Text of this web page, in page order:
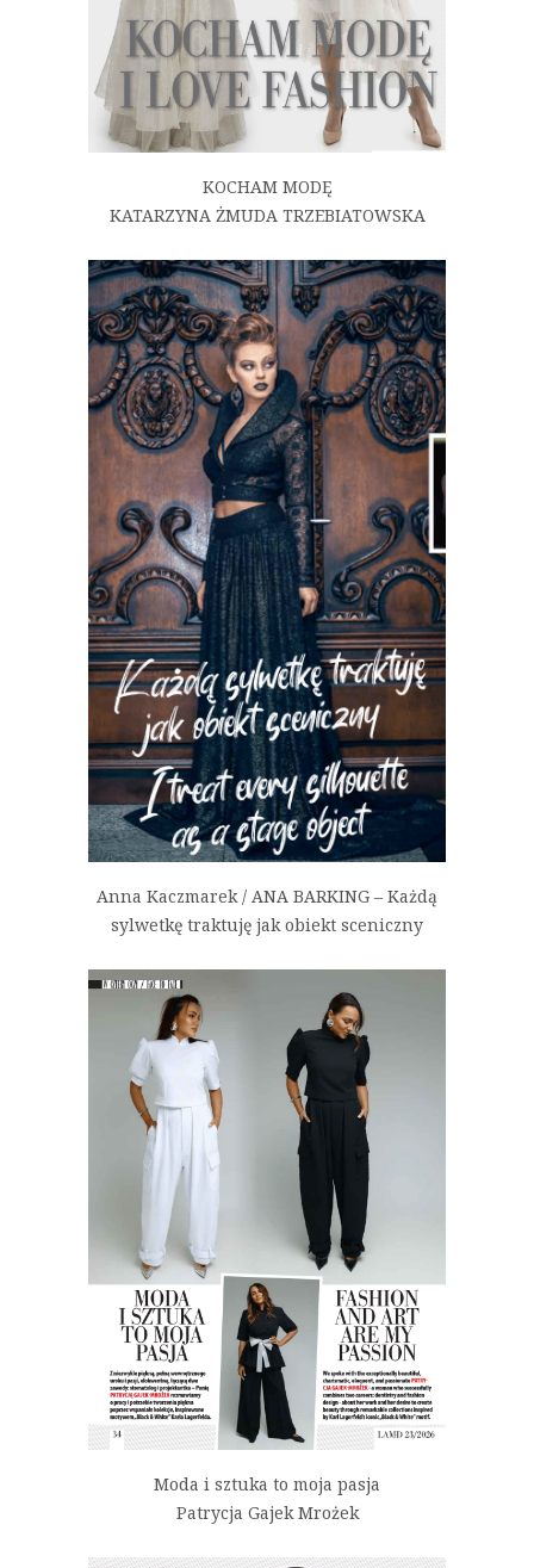
KOCHAM MODĘ
KATARZYNA ŻMUDA TRZEBIATOWSKA
Anna Kaczmarek / ANA BARKING – Każdą
sylwetkę traktuję jak obiekt sceniczny
Moda i sztuka to moja pasja
Patrycja Gajek Mrożek